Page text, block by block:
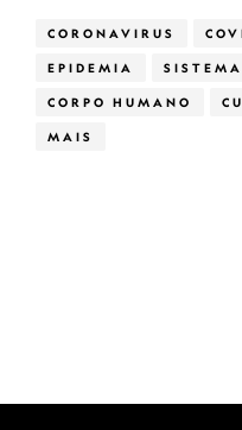
CORONAVIRUS
EPIDEMIA
CORPO HUMANO
MAIS